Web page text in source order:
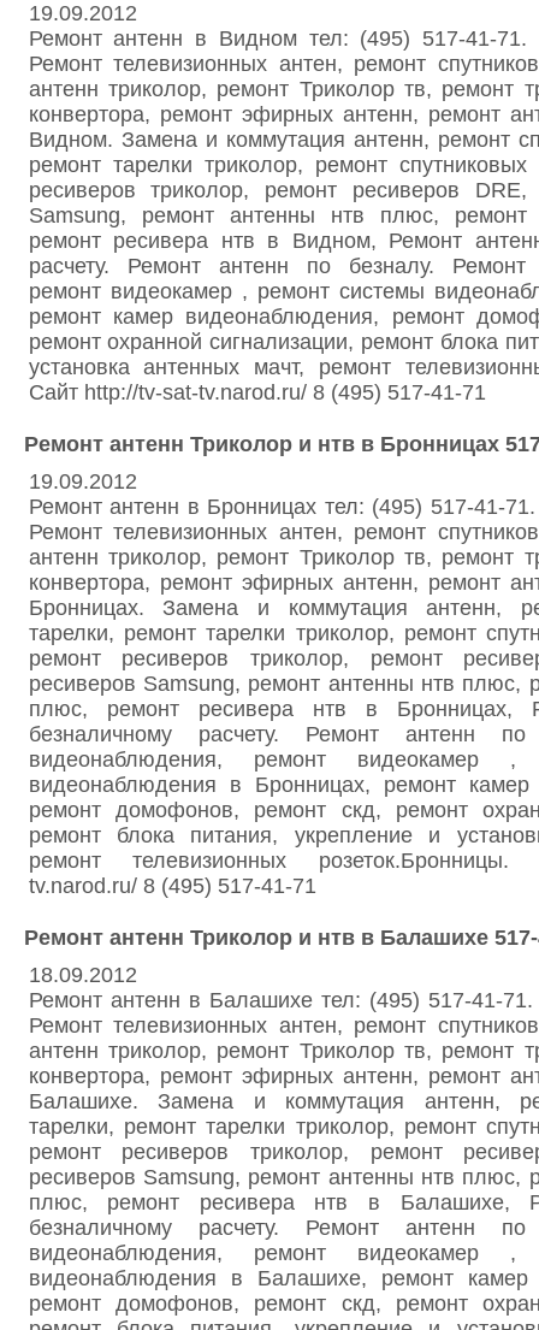
19.09.2012
Ремонт антенн в Видном тел: (495) 517-41-71.
Ремонт телевизионных антен, ремонт
антенн триколор, ремонт Триколор тв, ремонт
конвертора, ремонт эфирных антенн, ремонт
Видном. Замена и коммутация антенн, ремонт
ремонт тарелки триколор, ремонт
ресиверов триколор, ремонт ресиверов
Samsung, ремонт антенны нтв плюс,
ремонт ресивера нтв в Видном, Ремонт
расчету. Ремонт антенн по безналу. Ремонт
ремонт видеокамер , ремонт системы
ремонт камер видеонаблюдения, ремонт
ремонт охранной сигнализации, ремонт блока
установка антенных мачт, ремонт
Сайт http://tv-sat-tv.narod.ru/ 8 (495) 517-41-71
Ремонт антенн Триколор и нтв в Бронницах
19.09.2012
Ремонт антенн в Бронницах тел: (495) 517-41-
Ремонт телевизионных антен, ремонт
антенн триколор, ремонт Триколор тв, ремонт
конвертора, ремонт эфирных антенн, ремонт
Бронницах. Замена и коммутация антенн,
тарелки, ремонт тарелки триколор, ремонт
ремонт ресиверов триколор, ремонт
ресиверов Samsung, ремонт антенны нтв плюс,
плюс, ремонт ресивера нтв в Бронницах,
безналичному расчету. Ремонт антенн
видеонаблюдения, ремонт видеокамер ,
видеонаблюдения в Бронницах, ремонт камер
ремонт домофонов, ремонт скд, ремонт
ремонт блока питания, укрепление и
ремонт телевизионных
tv.narod.ru/ 8 (495) 517-41-71
Ремонт антенн Триколор и нтв в Балашихе
18.09.2012
Ремонт антенн в Балашихе тел: (495) 517-41-
Ремонт телевизионных антен, ремонт
антенн триколор, ремонт Триколор тв, ремонт
конвертора, ремонт эфирных антенн, ремонт
Балашихе. Замена и коммутация антенн,
тарелки, ремонт тарелки триколор, ремонт
ремонт ресиверов триколор, ремонт
ресиверов Samsung, ремонт антенны нтв плюс,
плюс, ремонт ресивера нтв в Балашихе,
безналичному расчету. Ремонт антенн
видеонаблюдения, ремонт видеокамер ,
видеонаблюдения в Балашихе, ремонт камер
ремонт домофонов, ремонт скд, ремонт